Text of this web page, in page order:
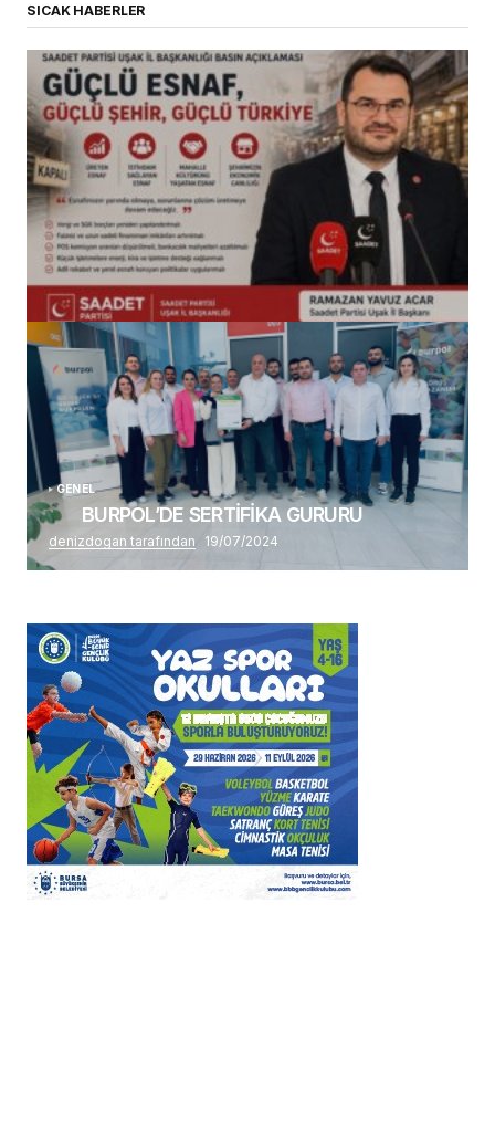
SICAK HABERLER
(başlıksız)
Alaattin Karahan tarafından 14/07/2026
GENEL
BURPOL’DE SERTİFİKA GURURU
denizdogan tarafından 19/07/2024